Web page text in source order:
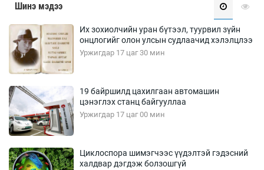
Шинэ мэдээ
Их зохиолчийн уран бүтээл, туурвил зүйн
онцлогийг олон улсын судлаачид хэлэлцлээ
Уржигдар 17 цаг 30 мин
19 байршилд цахилгаан автомашин
цэнэглэх станц байгууллаа
Уржигдар 17 цаг 00 мин
Циклоспора шимэгчээс үүдэлтэй гэдэсний
халдвар дэгдэж болзошгүй